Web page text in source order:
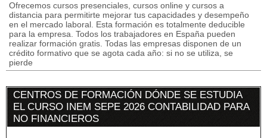
Ofrecemos cursos presenciales, cursos online y cursos a
distancia para permitirte mejorar tus capacidades y desempeño
en el mercado laboral. Esta formación es totalmente deducible
para la empresa. Todos los trabajadores en España pueden
realizar formación gratis. Todas las empresas disponen de un
crédito formativo que se agota cada año: si no se utiliza, se
pierde
CENTROS DE FORMACIÓN DÓNDE SE ESTUDIA
EL CURSO INEM SEPE 2026 CONTABILIDAD PARA
NO FINANCIEROS